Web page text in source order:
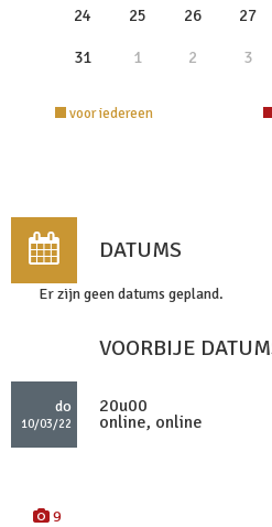
24 25 26 27
31 1 2 3
voor iedereen
DATUMS
Er zijn geen datums gepland.
VOORBIJE
do
10/03/22
20u00
online, online
9